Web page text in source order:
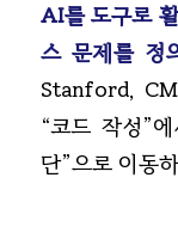
AI를 도구로
스 문제를 정
Stanford,
“코드 작성”
단”으로 이동